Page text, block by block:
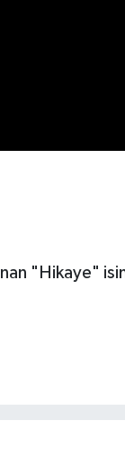
"Hikaye"